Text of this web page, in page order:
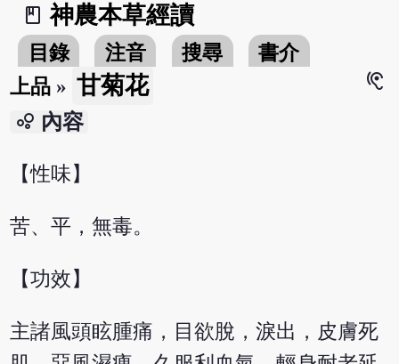
book_2
神農本草經讀
目錄 注音 搜尋
書介
上品 » 甘菊花
hearing
bubble_chart 內容
【性味】
苦、平，無毒。
【功效】
主諸風頭眩腫痛，目欲脫，淚出，皮膚死